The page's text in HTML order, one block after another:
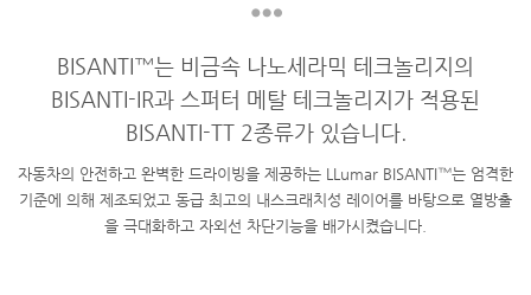
BISANTI™는 비금속 나노세라믹 테크놀리지의
BISANTI-IR과 스퍼터 메탈 테크놀리지가 적용된
BISANTI-TT 2종류가 있습니다.
자동차의 안전하고 완벽한 드라이빙을 제공하는 LLumar BISANTI™는 엄격한
기준에 의해 제조되었고 동급 최고의 내스크래치성 레이어를 바탕으로 열방출
을 극대화하고 자외선 차단기능을 배가시켰습니다.